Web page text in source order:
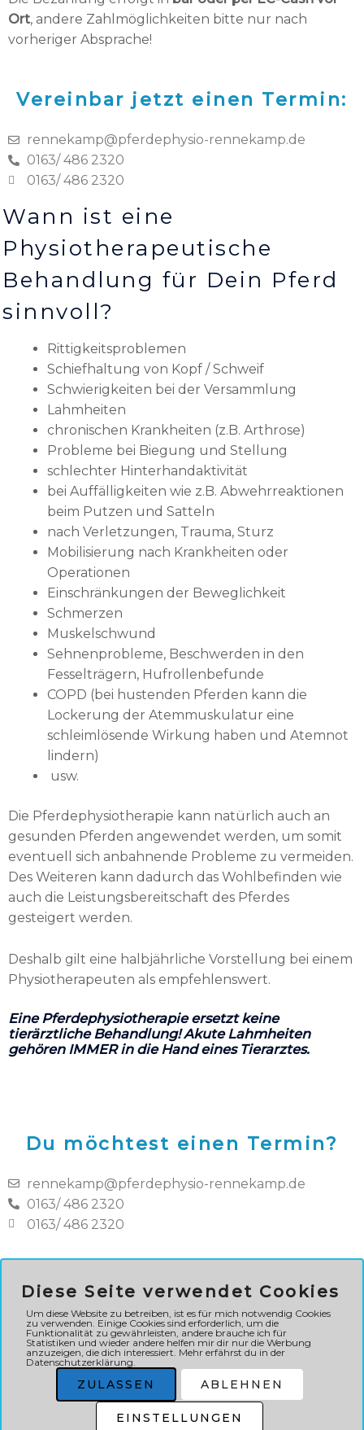
Ort, andere Zahlmöglichkeiten bitte nur nach
vorheriger Absprache!
Vereinbar jetzt einen Termin:
rennekamp@pferdephysio-rennekamp.de
0163/ 486 2320
0163/ 486 2320
Wann ist eine
Physiotherapeutische
Behandlung für Dein Pferd
sinnvoll?
Rittigkeitsproblemen
Schiefhaltung von Kopf / Schweif
Schwierigkeiten bei der Versammlung
Lahmheiten
chronischen Krankheiten (z.B. Arthrose)
Probleme bei Biegung und Stellung
schlechter Hinterhandaktivität
bei Auffälligkeiten wie z.B. Abwehrreaktionen
beim Putzen und Satteln
nach Verletzungen, Trauma, Sturz
Mobilisierung nach Krankheiten oder
Operationen
Einschränkungen der Beweglichkeit
Schmerzen
Muskelschwund
Sehnenprobleme, Beschwerden in den
Fesselträgern, Hufrollenbefunde
COPD (bei hustenden Pferden kann die
Lockerung der Atemmuskulatur eine
schleimlösende Wirkung haben und Atemnot
lindern)
usw.
Die Pferdephysiotherapie kann natürlich auch an
gesunden Pferden angewendet werden, um somit
eventuell sich anbahnende Probleme zu vermeiden.
Des Weiteren kann dadurch das Wohlbefinden wie
auch die Leistungsbereitschaft des Pferdes
gesteigert werden.
Deshalb gilt eine halbjährliche Vorstellung bei einem
Physiotherapeuten als empfehlenswert.
Eine Pferdephysiotherapie ersetzt keine
tierärztliche Behandlung! Akute Lahmheiten
gehören IMMER in die Hand eines Tierarztes.
Du möchtest einen Termin?
rennekamp@pferdephysio-rennekamp.de
0163/ 486 2320
0163/ 486 2320
Diese Seite verwendet Cookies
Um diese Website zu betreiben, ist es für mich notwendig Cookies
zu verwenden. Einige Cookies sind erforderlich, um die
Funktionalität zu gewährleisten, andere brauche ich für
Statistiken und wieder andere helfen mir dir nur die Werbung
anzuzeigen, die dich interessiert. Mehr erfährst du in der
Datenschutzerklärung.
ZULASSEN ABLEHNEN
EINSTELLUNGEN